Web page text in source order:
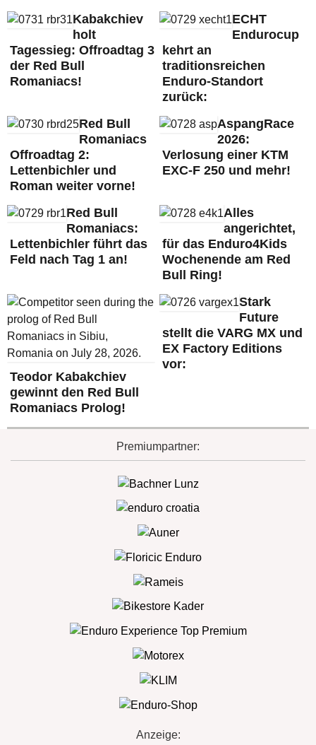
Kabakchiev
holt
Tagessieg: Offroadtag 3
der Red Bull
Romaniacs!
ECHT
Endurocup
kehrt an
traditionsreichen
Enduro-Standort
zurück:
Red Bull
Romaniacs
Offroadtag 2:
Lettenbichler und
Roman weiter vorne!
AspangRace
2026:
Verlosung einer KTM
EXC-F 250 und mehr!
Red Bull
Romaniacs:
Lettenbichler führt das
Feld nach Tag 1 an!
Alles
angerichtet,
für das Enduro4Kids
Wochenende am Red
Bull Ring!
Teodor Kabakchiev
gewinnt den Red Bull
Romaniacs Prolog!
Stark
Future
stellt die VARG MX und
EX Factory Editions
vor:
Premiumpartner:
Anzeige: